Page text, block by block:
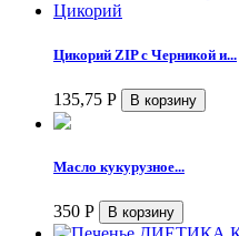
Цикорий ZIP с Черникой и...
135,75 Р
Масло кукурузное...
350 Р